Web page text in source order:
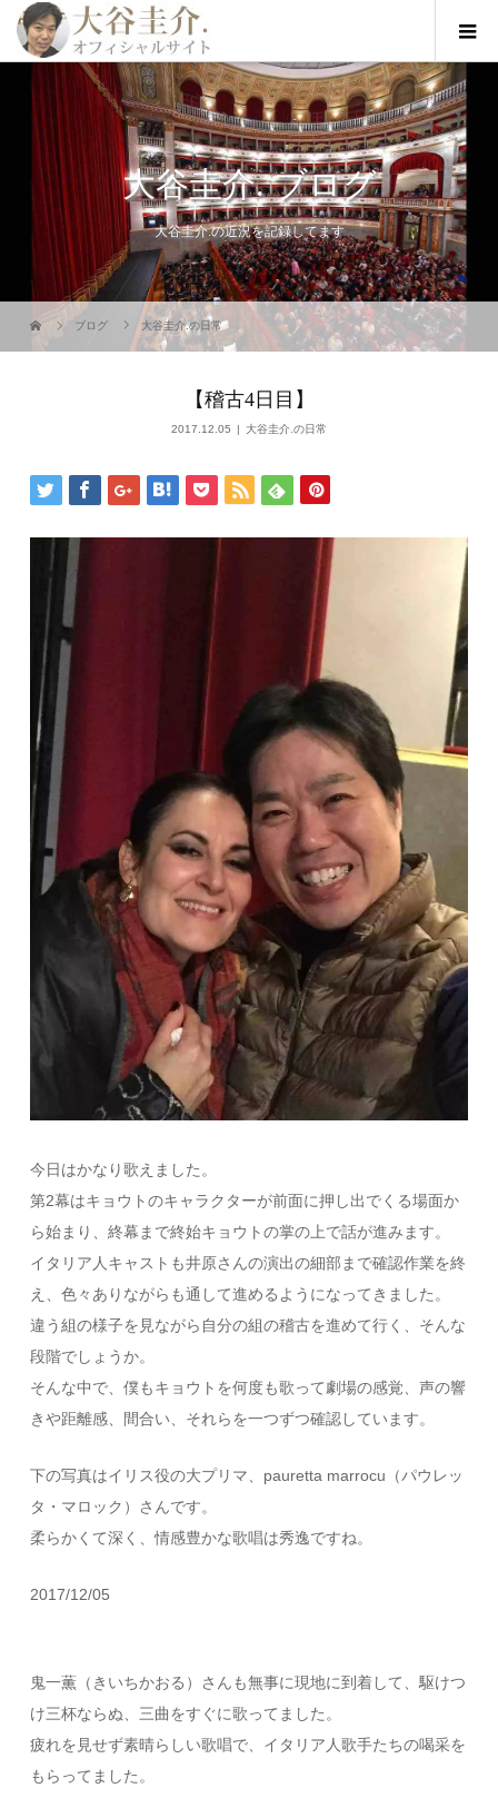
大谷圭介. ブログ
大谷圭介.の近況を記録してます
ブログ 大谷圭介.の日常
【稽古4日目】
2017.12.05 大谷圭介.の日常
今日はかなり歌えました。
第2幕はキョウトのキャラクターが前面に押し出でくる場面か
ら始まり、終幕まで終始キョウトの掌の上で話が進みます。
イタリア人キャストも井原さんの演出の細部まで確認作業を終
え、色々ありながらも通して進めるようになってきました。
違う組の様子を見ながら自分の組の稽古を進めて行く、そんな
段階でしょうか。
そんな中で、僕もキョウトを何度も歌って劇場の感覚、声の響
きや距離感、間合い、それらを一つずつ確認しています。
下の写真はイリス役の大プリマ、pauretta marrocu（パウレッ
タ・マロック）さんです。
柔らかくて深く、情感豊かな歌唱は秀逸ですね。
2017/12/05
鬼一薫（きいちかおる）さんも無事に現地に到着して、駆けつ
け三杯ならぬ、三曲をすぐに歌ってました。
疲れを見せず素晴らしい歌唱で、イタリア人歌手たちの喝采を
もらってました。